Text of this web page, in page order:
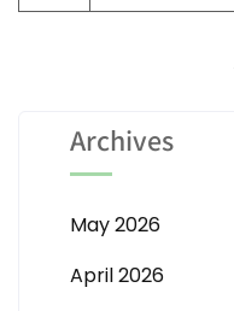
Archives
May 2026
April 2026